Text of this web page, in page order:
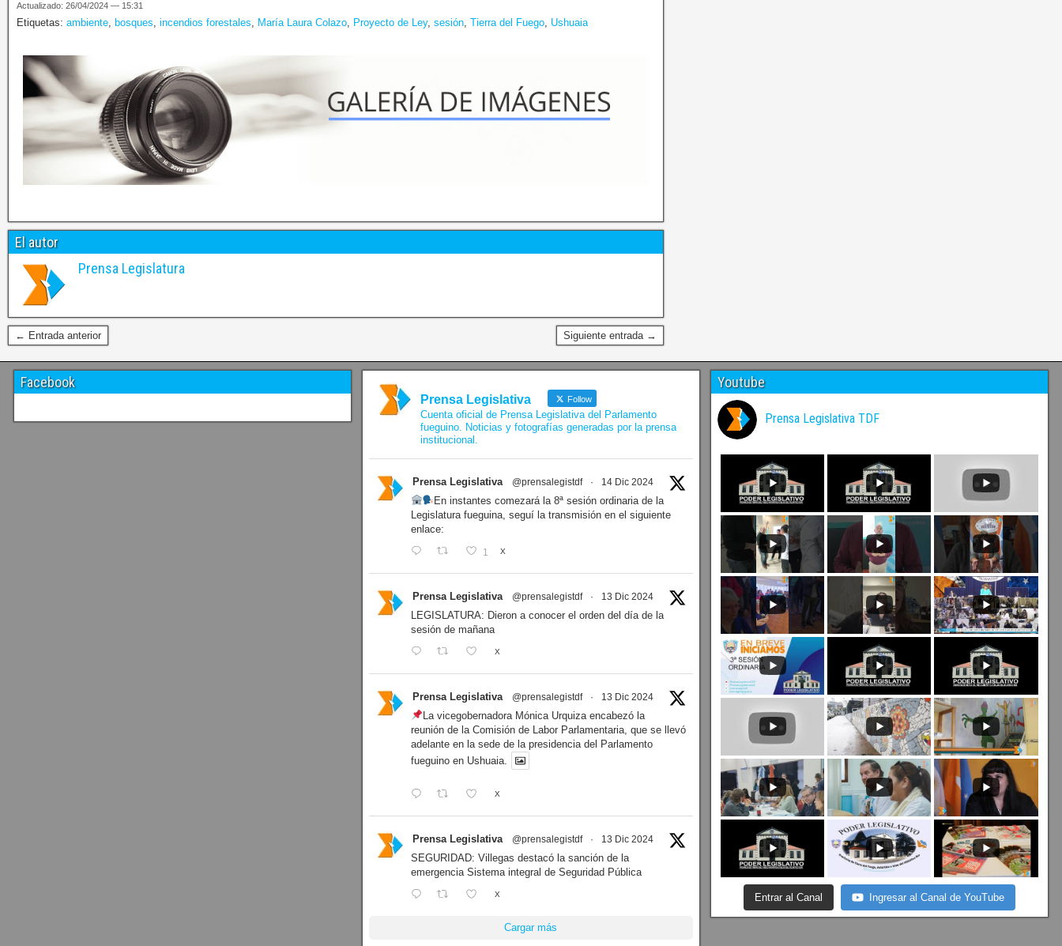
Actualizado: 26/04/2024 — 15:31
Etiquetas: ambiente, bosques, incendios forestales, María Laura Colazo, Proyecto de Ley, sesión, Tierra del Fuego, Ushuaia
El autor
Prensa Legislatura
← Entrada anterior Siguiente entrada →
Facebook
Prensa Legislativa Follow
Cuenta oficial de Prensa Legislativa del Parlamento
fueguino. Noticias y fotografías generadas por la prensa
institucional.
Prensa Legislativa @prensalegistdf · 14 Dic 2024
En instantes comezará la 8ª sesión ordinaria de la
Legislatura fueguina, seguí la transmisión en el siguiente
enlace:
1 X
Prensa Legislativa @prensalegistdf · 13 Dic 2024
LEGISLATURA: Dieron a conocer el orden del día de la
sesión de mañana
X
Prensa Legislativa @prensalegistdf · 13 Dic 2024
La vicegobernadora Mónica Urquiza encabezó la
reunión de la Comisión de Labor Parlamentaria, que se llevó
adelante en la sede de la presidencia del Parlamento
fueguino en Ushuaia.
X
Prensa Legislativa @prensalegistdf · 13 Dic 2024
SEGURIDAD: Villegas destacó la sanción de la
emergencia Sistema integral de Seguridad Pública
X
Cargar más
Youtube
Prensa Legislativa TDF
Entrar al Canal Ingresar al Canal de YouTube